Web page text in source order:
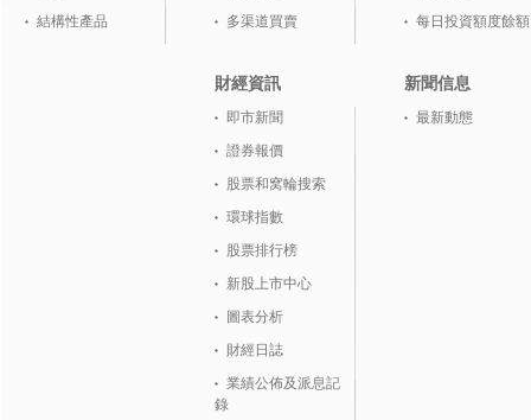
結構性產品
多渠道買賣
財經資訊
即市新聞
證券報價
股票和窝輪搜索
環球指數
股票排行榜
新股上市中心
圖表分析
財經日誌
業績公佈及派息記
錄
每日投資額度餘額
新聞信息
最新動態